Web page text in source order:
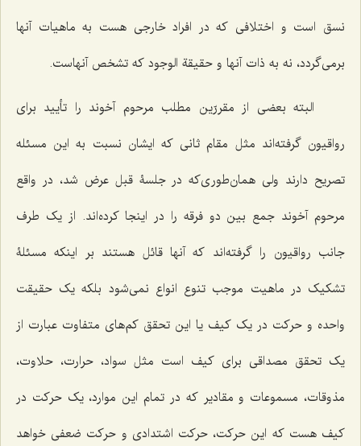
نسق است و اختلافى که در افراد خارجى هست به ماهیات آنها
برمى‌گردد، نه به ذات آنها و حقیقة الوجود که تشخص آنهاست.
البته بعضى از مقررّین مطلب مرحوم آخوند را تأیید براى
رواقیون گرفته‌اند مثل مقام ثانى که ایشان نسبت به این مسئله
تصریح دارند ولى همان‌طوری‌که در جلسۀ قبل عرض شد، در واقع
مرحوم آخوند جمع بین دو فرقه را در اینجا کرده‌اند. از یک طرف
جانب رواقیون را گرفته‌اند که آنها قائل هستند بر اینکه مسئلۀ
تشکیک در ماهیت موجب تنوع انواع نمى‌شود بلکه یک حقیقت
واحده و حرکت در یک کیف یا این تحقق کم‌های متفاوت عبارت از
یک تحقق مصداقى براى کیف است مثل سواد، حرارت، حلاوت،
مذوقات، مسموعات و مقادیر که در تمام این موارد، یک حرکت در
کیف هست که این حرکت، حرکت اشتدادى و حرکت ضعفى خواهد